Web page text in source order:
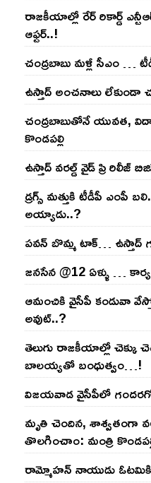
రాజ‌కీయాల్లో రేర్ రికార్డ్
ఆఫ్ట‌ర్‌..!
చంద్ర‌బాబు మ‌ళ్లీ సీఎం …
ఉస్తాద్ అంచ‌నాలు లేకుండా
చంద్ర‌బాబుతోనే యువ‌త‌,
కొండ‌ప‌ల్లి
ఉస్తాద్ వ‌ర‌ల్డ్ వైడ్ ప్రి
డ్రగ్స్ మత్తుకి టీడీపీ ఎంపీ
అయ్యాడు..?
ప‌వ‌న్ బొమ్మ టాక్‌… ఉస్తాద్
జనసేన @12 ఏళ్ళు …
ఆమంచికి వైసీపీ కండువా
అవుట్‌..?
తెలుగు రాజ‌కీయాల్లో చెక్కు
బాల‌య్యతో బంధుత్వం…!
విజ‌య‌వాడ వైసీపీలో
మృతి చెందిన, శాశ్వతంగా
తొల‌గించాం: మంత్రి
రామ్మోహ‌న్ నాయుడు ఓట‌మికి